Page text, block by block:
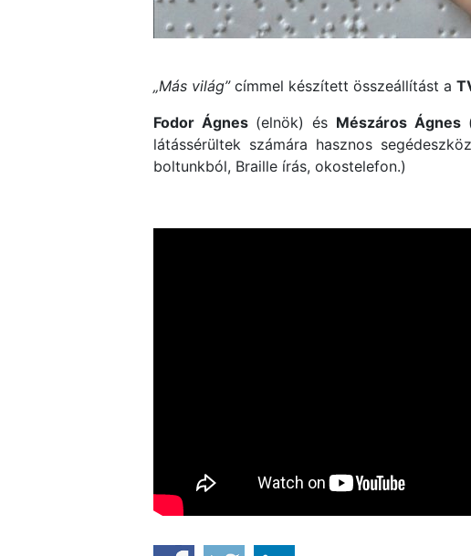
„Más világ”címmel készített összeállítást a
Fodor Ágnes(elnök) és Mészáros Ágnes
látássérültek számára hasznos
boltunkból, Braille írás, okostelefon.)